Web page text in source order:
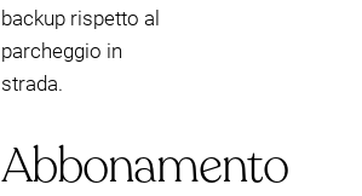
backup rispetto al
parcheggio in
strada.
Abbonamento